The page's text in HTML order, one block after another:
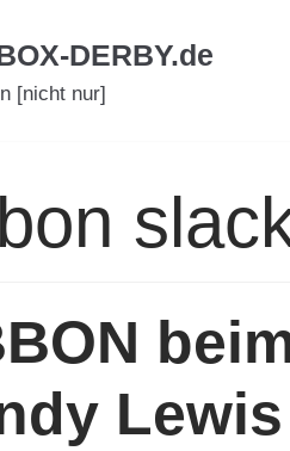
DERBY.de
[nicht nur]
Lewis